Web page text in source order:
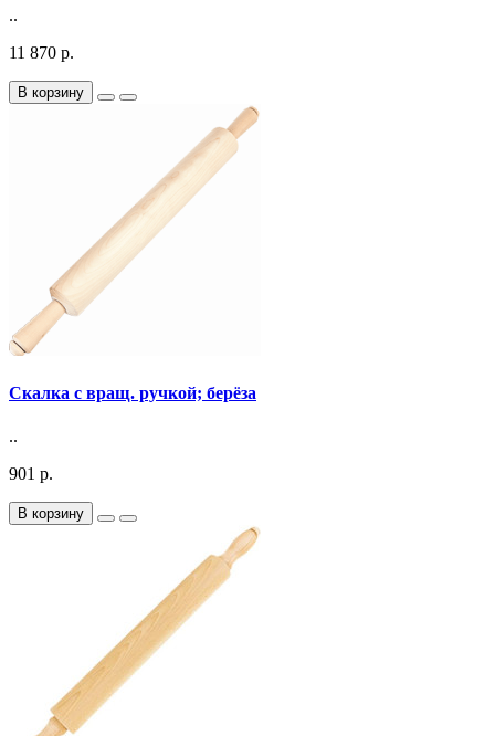
..
11 870 р.
В корзину
Скалка с вращ. ручкой; берёза
..
901 р.
В корзину